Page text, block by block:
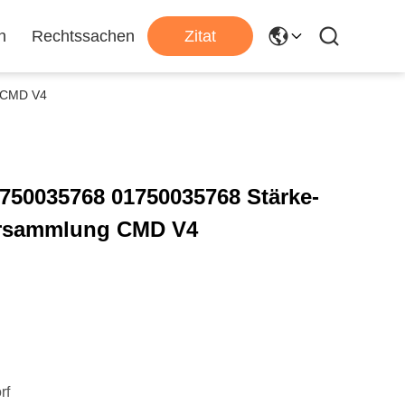
Rechtssachen Zitat
V4
01750035768 Stärke-
CMD V4